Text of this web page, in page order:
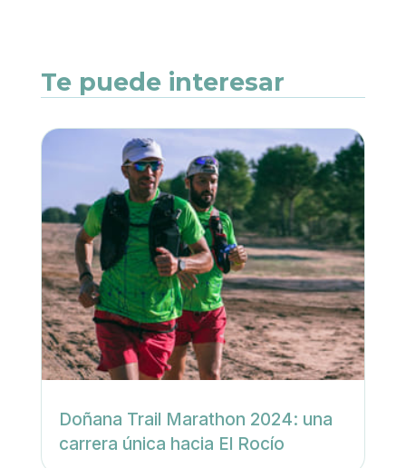
Te puede interesar
Doñana Trail Marathon 2024: una
carrera única hacia El Rocío